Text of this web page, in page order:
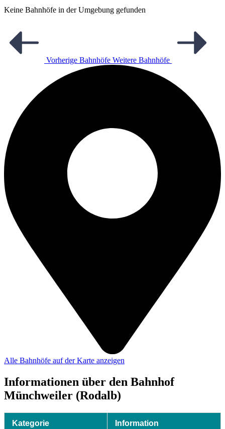
Keine Bahnhöfe in der Umgebung gefunden
Vorherige Bahnhöfe Weitere Bahnhöfe
Alle Bahnhöfe auf der Karte anzeigen
Informationen über den Bahnhof
Münchweiler (Rodalb)
Kategorie Information